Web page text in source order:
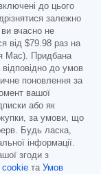
до цього
залежно
ви вчасно не
від $79.98 раз на
Mac). Придбана
відповідно до умов
поновлення за
вашої
або як
за умови, що
Будь ласка,
інформації.
згоди з
cookie та Умов